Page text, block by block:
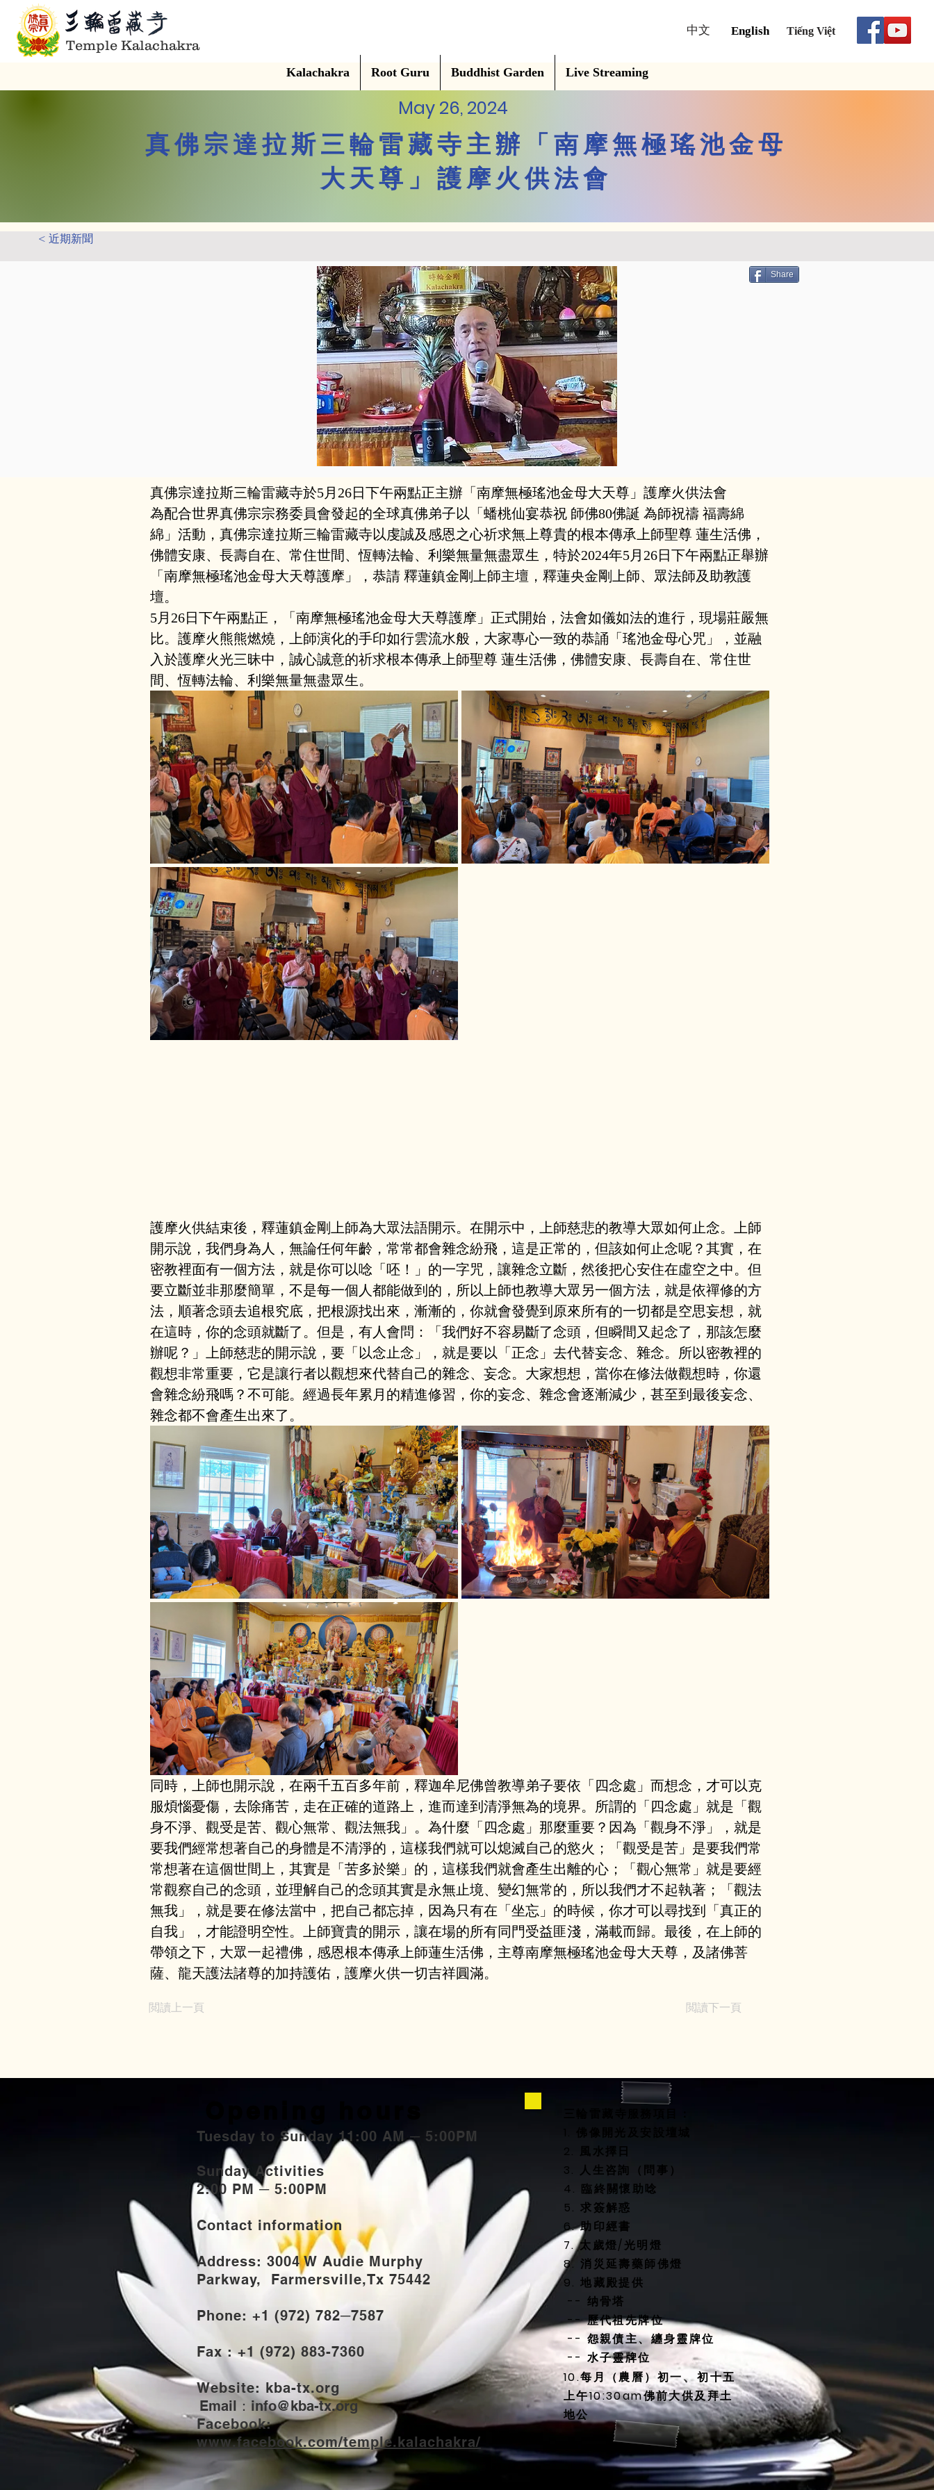
Temple Kalachakra
中文 English Tiếng Việt
Kalachakra Root Guru Buddhist Garden Live Streaming
May 26, 2024
真佛宗達拉斯三輪雷藏寺主辦「南摩無極瑤池金母
大天尊」護摩火供法會
< 近期新聞
Share
真佛宗達拉斯三輪雷藏寺於5月26日下午兩點正主辦「南摩無極瑤池金母大天尊」護摩火供法會
為配合世界真佛宗宗務委員會發起的全球真佛弟子以「蟠桃仙宴恭祝 師佛80佛誕 為師祝禱 福壽綿
綿」活動，真佛宗達拉斯三輪雷藏寺以虔誠及感恩之心祈求無上尊貴的根本傳承上師聖尊 蓮生活佛，
佛體安康、長壽自在、常住世間、恆轉法輪、利樂無量無盡眾生，特於2024年5月26日下午兩點正舉辦
「南摩無極瑤池金母大天尊護摩」，恭請 釋蓮鎮金剛上師主壇，釋蓮央金剛上師、眾法師及助教護
壇。
5月26日下午兩點正，「南摩無極瑤池金母大天尊護摩」正式開始，法會如儀如法的進行，現場莊嚴無
比。護摩火熊熊燃燒，上師演化的手印如行雲流水般，大家專心一致的恭誦「瑤池金母心咒」，並融
入於護摩火光三昧中，誠心誠意的祈求根本傳承上師聖尊 蓮生活佛，佛體安康、長壽自在、常住世
間、恆轉法輪、利樂無量無盡眾生。
護摩火供結束後，釋蓮鎮金剛上師為大眾法語開示。在開示中，上師慈悲的教導大眾如何止念。上師
開示說，我們身為人，無論任何年齡，常常都會雜念紛飛，這是正常的，但該如何止念呢？其實，在
密教裡面有一個方法，就是你可以唸「呸！」的一字咒，讓雜念立斷，然後把心安住在虛空之中。但
要立斷並非那麼簡單，不是每一個人都能做到的，所以上師也教導大眾另一個方法，就是依禪修的方
法，順著念頭去追根究底，把根源找出來，漸漸的，你就會發覺到原來所有的一切都是空思妄想，就
在這時，你的念頭就斷了。但是，有人會問：「我們好不容易斷了念頭，但瞬間又起念了，那該怎麼
辦呢？」上師慈悲的開示說，要「以念止念」，就是要以「正念」去代替妄念、雜念。所以密教裡的
觀想非常重要，它是讓行者以觀想來代替自己的雜念、妄念。大家想想，當你在修法做觀想時，你還
會雜念紛飛嗎？不可能。經過長年累月的精進修習，你的妄念、雜念會逐漸減少，甚至到最後妄念、
雜念都不會產生出來了。
同時，上師也開示說，在兩千五百多年前，釋迦牟尼佛曾教導弟子要依「四念處」而想念，才可以克
服煩惱憂傷，去除痛苦，走在正確的道路上，進而達到清淨無為的境界。所謂的「四念處」就是「觀
身不淨、觀受是苦、觀心無常、觀法無我」。為什麼「四念處」那麼重要？因為「觀身不淨」，就是
要我們經常想著自己的身體是不清淨的，這樣我們就可以熄滅自己的慾火；「觀受是苦」是要我們常
常想著在這個世間上，其實是「苦多於樂」的，這樣我們就會產生出離的心；「觀心無常」就是要經
常觀察自己的念頭，並理解自己的念頭其實是永無止境、變幻無常的，所以我們才不起執著；「觀法
無我」，就是要在修法當中，把自己都忘掉，因為只有在「坐忘」的時候，你才可以尋找到「真正的
自我」，才能證明空性。上師寶貴的開示，讓在場的所有同門受益匪淺，滿載而歸。最後，在上師的
帶領之下，大眾一起禮佛，感恩根本傳承上師蓮生活佛，主尊南摩無極瑤池金母大天尊，及諸佛菩
薩、龍天護法諸尊的加持護佑，護摩火供一切吉祥圓滿。
閲讀上一頁 閲讀下一頁
Tuesday to Sunday 11:00 AM ─ 5:00PM
Sunday Activities
2:00 PM ─ 5:00PM
Contact information
Address: 3004 W Audie Murphy
Parkway, Farmersville,Tx 75442
Phone: +1 (972) 782─7587
Fax : +1 (972) 883-7360
Website: kba-tx.org
Email： info@kba-tx.org
Facebook:
www.facebook.com/temple.kalachakra/
2. 風水擇日
3. 人生咨詢（問事）
4. 臨終關懷助唸
5. 求簽解惑
6. 助印經書
7. 太歲燈/光明燈
8. 消災延壽藥師佛燈
9. 地藏殿提供
-- 纳骨塔
-- 歷代祖先牌位
-- 怨親債主、纏身靈牌位
-- 水子靈牌位
10.每月（農曆）初一、初十五
上午10:30am佛前大供及拜土
地公